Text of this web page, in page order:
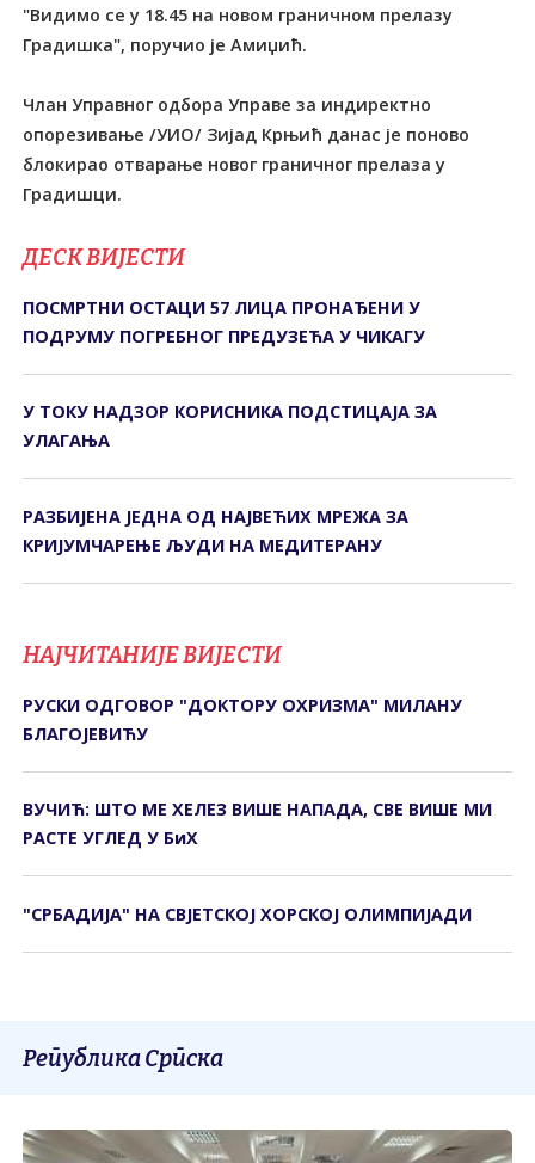
"Видимо се у 18.45 на новом граничном прелазу
Градишка", поручио је Амиџић.
Члан Управног одбора Управе за индиректно
опорезивање /УИО/ Зијад Крњић данас је поново
блокирао отварање новог граничног прелаза у
Градишци.
ДЕСК ВИЈЕСТИ
ПОСМРТНИ ОСТАЦИ 57 ЛИЦА ПРОНАЂЕНИ У
ПОДРУМУ ПОГРЕБНОГ ПРЕДУЗЕЋА У ЧИКАГУ
У ТОКУ НАДЗОР КОРИСНИКА ПОДСТИЦАЈА ЗА
УЛАГАЊА
РАЗБИЈЕНА ЈЕДНА ОД НАЈВЕЋИХ МРЕЖА ЗА
КРИЈУМЧАРЕЊЕ ЉУДИ НА МЕДИТЕРАНУ
НАЈЧИТАНИЈЕ ВИЈЕСТИ
РУСКИ ОДГОВОР "ДОКТОРУ ОХРИЗМА" МИЛАНУ
БЛАГОЈЕВИЋУ
ВУЧИЋ: ШТО МЕ ХЕЛЕЗ ВИШЕ НАПАДА, СВЕ ВИШЕ МИ
РАСТЕ УГЛЕД У БиХ
"СРБАДИЈА" НА СВЈЕТСКОЈ ХОРСКОЈ ОЛИМПИЈАДИ
Република Српска